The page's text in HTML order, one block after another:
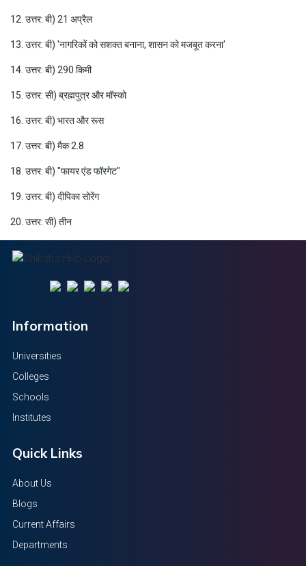
12. उत्तर: बी) 21 अप्रैल
13. उत्तर: बी) 'नागरिकों को सशक्त बनाना, शासन को मजबूत करना'
14. उत्तर: बी) 290 किमी
15. उत्तर: सी) ब्रह्मपुत्र और मॉस्को
16. उत्तर: बी) भारत और रूस
17. उत्तर: बी) मैक 2.8
18. उत्तर: बी) "फायर एंड फॉरगेट"
19. उत्तर: बी) दीपिका सोरेंग
20. उत्तर: सी) तीन
Information
Universities
Colleges
Schools
Institutes
Quick Links
About Us
Blogs
Current Affairs
Departments